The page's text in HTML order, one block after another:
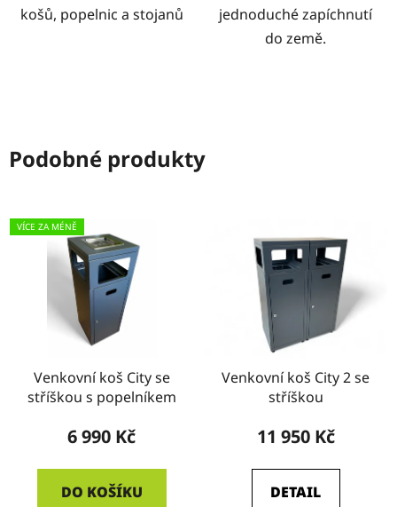
košů, popelnic a stojanů
jednoduché zapíchnutí
do země.
Podobné produkty
VÍCE ZA MÉNĚ
Venkovní koš City se
stříškou s popelníkem
6 990 Kč
DO KOŠÍKU
Venkovní koš City 2 se
stříškou
11 950 Kč
DETAIL